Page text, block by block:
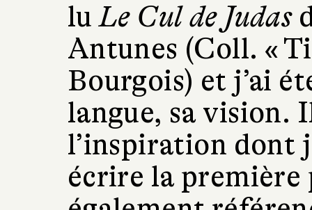
luLe Cul de Judas
Antunes (Coll. «
Bourgois) et j’ai
langue, sa vision.
l’inspiration dont
écrire la